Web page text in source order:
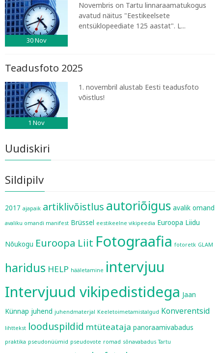
30Nov
Novembris on Tartu linnaraamatukogus
avatud näitus "Eestikeelsete
entsüklopeediate 125 aastat". L...
Teadusfoto 2025
1 Nov
1. novembril alustab Eesti teadusfoto
võistlus!
Uudiskiri
Sildipilv
2017 ajapaik artiklivõistlus autoriõigus avalik omand
avaliku omandi manifest Brüssel eestikeelne vikipeedia Euroopa Liidu
Nõukogu Euroopa Liit Fotograafia fotoretk GLAM
haridus HELP hääletamine intervjuu
Intervjuud vikipedistidega Jaan
Künnap juhend juhendmaterjal Keeletoimetamistalgud Konverentsid
lihttekst looduspildid mtüteataja panoraamivabadus
praktika pseudonüümid pseudovote romad sõnavabadus Tartu